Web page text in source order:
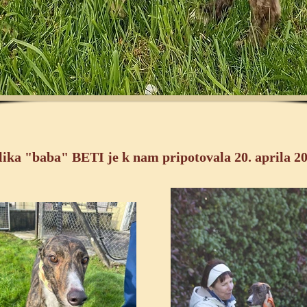
"baba" BETI je k nam pripotovala 20. aprila